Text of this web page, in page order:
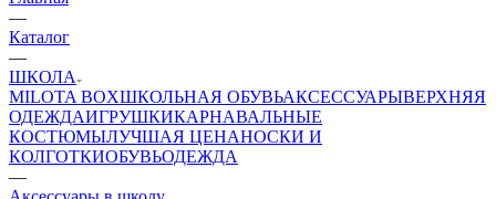
—
Каталог
—
ШКОЛА
MILOTA BOXШКОЛЬНАЯ ОБУВЬАКСЕССУАРЫВЕРХНЯЯ
ОДЕЖДАИГРУШКИКАРНАВАЛЬНЫЕ
КОСТЮМЫЛУЧШАЯ ЦЕНАНОСКИ И
КОЛГОТКИОБУВЬОДЕЖДА
—